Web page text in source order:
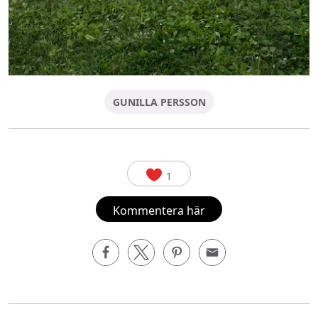
GUNILLA PERSSON
1
Kommentera här